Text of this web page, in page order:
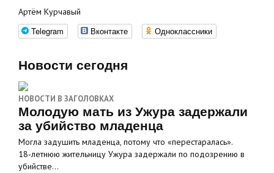
Артём Курчавый
Telegram Вконтакте Одноклассники
Новости сегодня
НОВОСТИ В ЗАГОЛОВКАХ
Молодую мать из Ужура задержали
за убийство младенца
Могла задушить младенца, потому что «перестаралась».
18‑летнюю жительницу Ужура задержали по подозрению в
убийстве…